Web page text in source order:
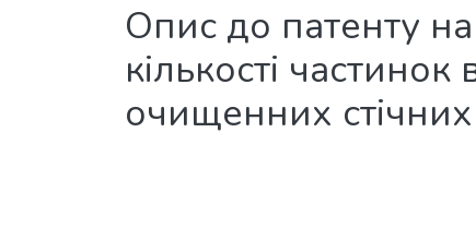
Опис до патенту
кількості
очищенних